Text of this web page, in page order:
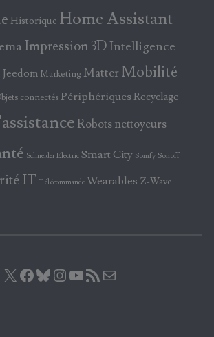
Historique Home Assistant
Impression 3DIntelligence
Jeedom Marketing Matter Mobilité
connectés PériphériquesRecyclage
Robots nettoyeurs
Schneider Electric Smart City Somfy Sonoff
IT Télécommande Wearables Z-Wave
X Facebook
Bluesky
Instagram
YouTube
Flux RSS